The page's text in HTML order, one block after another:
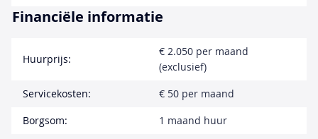
Financiële informatie
Huurprijs:
€ 2.050 per maand
(exclusief)
Servicekosten:
€ 50 per maand
Borgsom:
1 maand huur